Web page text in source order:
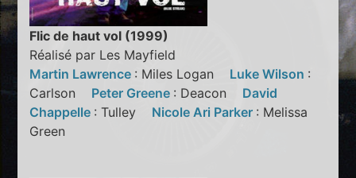
Flic de haut vol (1999)
Réalisé par Les Mayfield
Martin Lawrence : Miles Logan Luke Wilson :
Carlson Peter Greene : Deacon David
Chappelle : Tulley Nicole Ari Parker : Melissa
Green